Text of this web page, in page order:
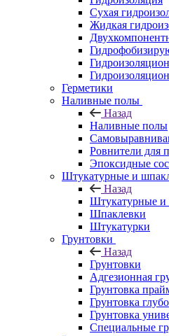
Сухая
Жидкая
Герметики
Наливные полы
Назад
Наливные полы
Ровнители для
Эпоксидные
Штукатурные и
Назад
Штукатурные и
Шпаклевки
Штукатурки
Грунтовки
Назад
Грунтовки
Адгезионная
Грунтовка
Грунтовка
Грунтовка
Специальные